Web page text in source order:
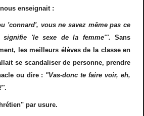
enseignait :
'connard', vous ne savez même pas ce
'le sexe de la femme'".
Sans
les meilleurs élèves de la classe en
se scandaliser de personne, prendre
ou dire : "Vas-donc te faire voir, eh,
.
par usure.